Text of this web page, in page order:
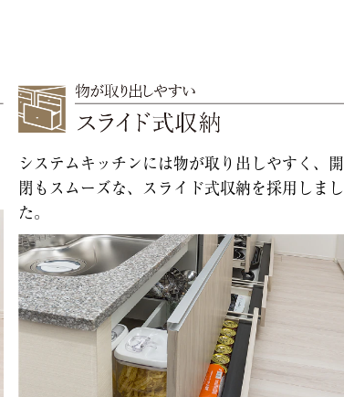
システムキッチンには物が取り出しやすく、開
閉もスムーズな、スライド式収納を採用しまし
た。